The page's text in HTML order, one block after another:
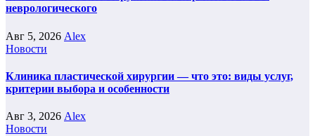
неврологического
Авг 5, 2026 Alex
Новости
Клиника пластической хирургии — что это: виды услуг,
критерии выбора и особенности
Авг 3, 2026 Alex
Новости